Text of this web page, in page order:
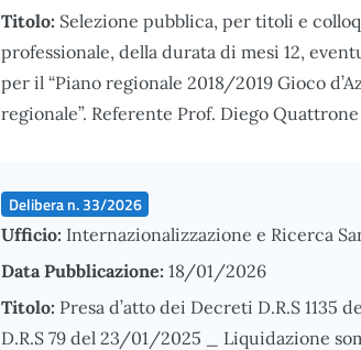
Titolo: Selezione pubblica, per titoli e
professionale, della durata di mesi 12,
per il “Piano regionale 2018/2019 Gioco
regionale”. Referente Prof. Diego Quattrone
Delibera n. 33/2026
Ufficio: Internazionalizzazione e Ricerca
Data Pubblicazione: 18/01/2026
Titolo: Presa d’atto dei Decreti D.R.S 1135
D.R.S 79 del 23/01/2025 _ Liquidazione